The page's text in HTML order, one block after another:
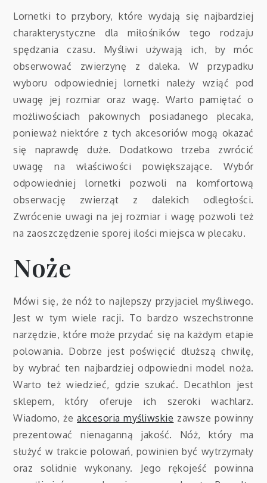
Lornetki to przybory, które wydają się najbardziej
charakterystyczne dla miłośników tego rodzaju
spędzania czasu. Myśliwi używają ich, by móc
obserwować zwierzynę z daleka. W przypadku
wyboru odpowiedniej lornetki należy wziąć pod
uwagę jej rozmiar oraz wagę. Warto pamiętać o
możliwościach pakownych posiadanego plecaka,
ponieważ niektóre z tych akcesoriów mogą okazać
się naprawdę duże. Dodatkowo trzeba zwrócić
uwagę na właściwości powiększające. Wybór
odpowiedniej lornetki pozwoli na komfortową
obserwację zwierząt z dalekich odległości.
Zwrócenie uwagi na jej rozmiar i wagę pozwoli też
na zaoszczędzenie sporej ilości miejsca w plecaku.
Noże
Mówi się, że nóż to najlepszy przyjaciel myśliwego.
Jest w tym wiele racji. To bardzo wszechstronne
narzędzie, które może przydać się na każdym etapie
polowania. Dobrze jest poświęcić dłuższą chwilę,
by wybrać ten najbardziej odpowiedni model noża.
Warto też wiedzieć, gdzie szukać. Decathlon jest
sklepem, który oferuje ich szeroki wachlarz.
Wiadomo, żeakcesoria myśliwskie zawsze powinny
prezentować nienaganną jakość. Nóż, który ma
służyć w trakcie polowań, powinien być wytrzymały
oraz solidnie wykonany. Jego rękojeść powinna